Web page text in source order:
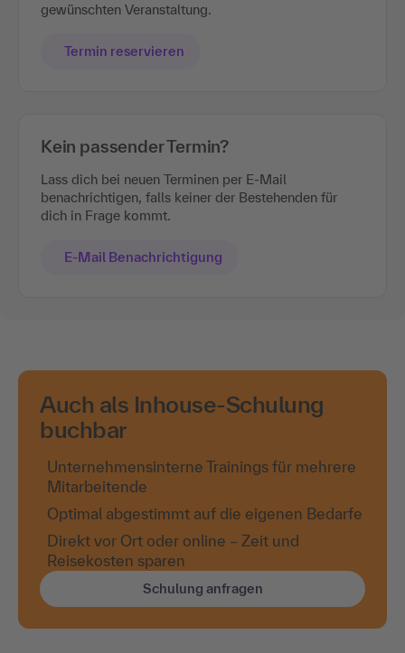
gewünschten Veranstaltung.
Termin reservieren
Kein passender Termin?
Lass dich bei neuen Terminen per E-Mail
benachrichtigen, falls keiner der Bestehenden für
dich in Frage kommt.
E-Mail Benachrichtigung
Auch als Inhouse-Schulung
buchbar
Unternehmensinterne Trainings für mehrere
Mitarbeitende
Optimal abgestimmt auf die eigenen Bedarfe
Direkt vor Ort oder online – Zeit und
Reisekosten sparen
Schulung anfragen